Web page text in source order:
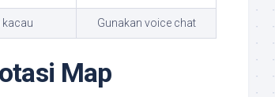
Gunakan voice chat
Map